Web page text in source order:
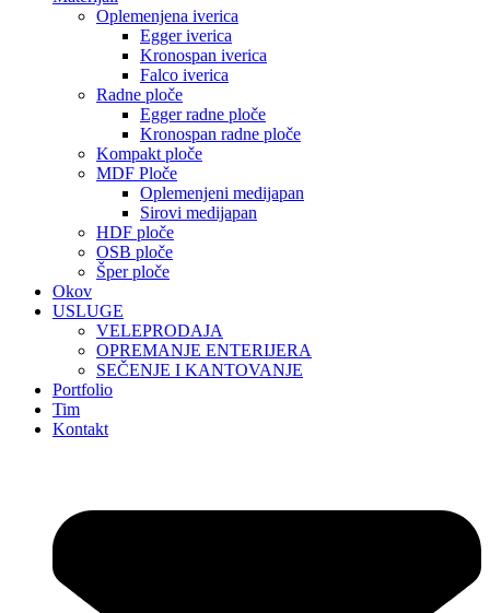
Oplemenjena iverica
Egger iverica
Kronospan iverica
Falco iverica
Radne ploče
Egger radne ploče
Kronospan radne ploče
Kompakt ploče
MDF Ploče
Oplemenjeni medijapan
Sirovi medijapan
HDF ploče
OSB ploče
Šper ploče
Okov
USLUGE
VELEPRODAJA
OPREMANJE ENTERIJERA
SEČENJE I KANTOVANJE
Portfolio
Tim
Kontakt